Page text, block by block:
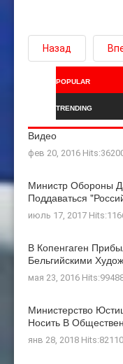
Назад
POPULAR
TRENDING
Видео
фев 20, 2016
Министр Обороны
Поддаваться
июль 17, 2017
В Копенгаген
Бельгийскими
мая 23, 2016
Министерство
Носить В
янв 28, 2018 Hits:82110